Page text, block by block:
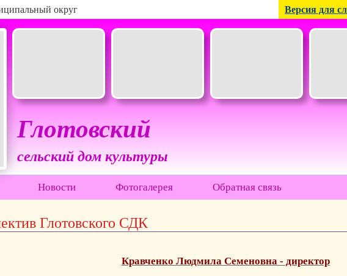
округ Версия для
Глотовский
сельский дом культуры
Новости Фотогалерея Обратная связь
Глотовского СДК
Кравченко Людмила Семеновна - директор